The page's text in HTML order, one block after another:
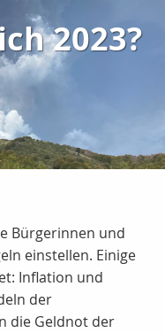
2023?
Bürgerinnen und
einstellen. Einige
Inflation und
der
die Geldnot der